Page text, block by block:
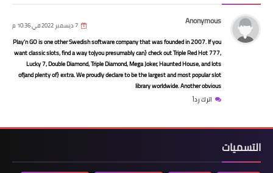
) وفرصة عظيمة للنجاح المعرفي
والمهاري والتوسع المالي والاستثماري
Anonymous 7 ديسمبر 2022 في 10:36 م
Play’n GO is one other Swedish software company that was founded in 2007. If you
want classic slots, find a way to|you presumably can} check out Triple Red Hot 777,
Lucky 7, Double Diamond, Triple Diamond, Mega Joker, Haunted House, and lots
of|and plenty of} extra. We proudly declare to be the largest and most popular slot
library worldwide. Another obvious
اترك رداً
التسميات